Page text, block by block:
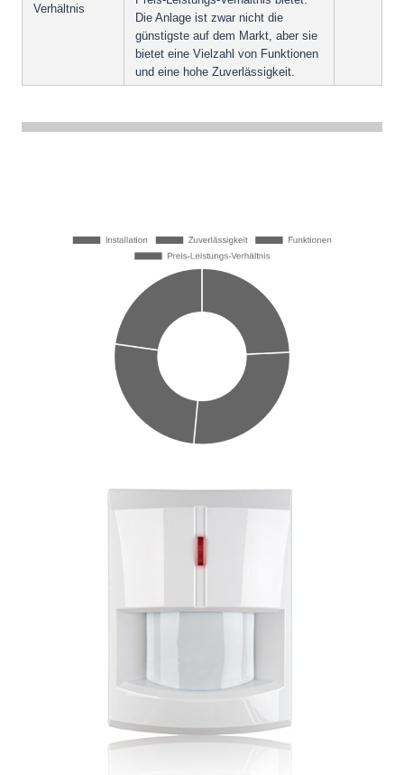
Verhältnis
Die Anlage ist zwar nicht die
günstigste auf dem Markt, aber sie
bietet eine Vielzahl von Funktionen
und eine hohe Zuverlässigkeit.